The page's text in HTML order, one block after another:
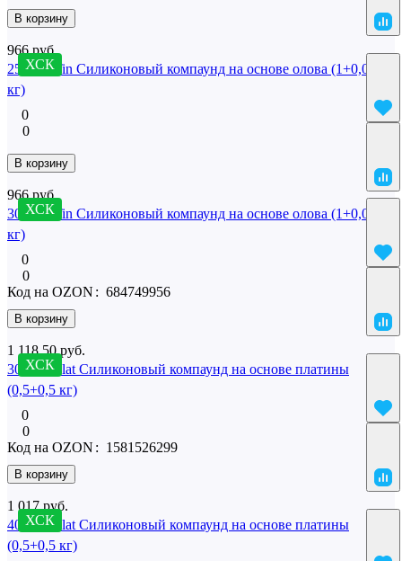
В корзину
ХСК
966 руб.
25 SilcoTin Силиконовый компаунд на основе олова (1+0,02
кг)
0
0
В корзину
ХСК
966 руб.
30 SilcoTin Силиконовый компаунд на основе олова (1+0,02
кг)
0
0
В корзину
Код на OZON : 684749956
ХСК
1 118.50 руб.
30 SilcoPlat Силиконовый компаунд на основе платины
(0,5+0,5 кг)
0
0
В корзину
Код на OZON : 1581526299
ХСК
1 017 руб.
40 SilcoPlat Силиконовый компаунд на основе платины
(0,5+0,5 кг)